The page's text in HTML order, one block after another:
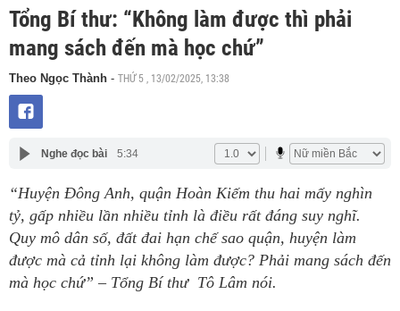
Tổng Bí thư: “Không làm được thì phải
mang sách đến mà học chứ”
Theo Ngọc Thành - THỨ 5 , 13/02/2025, 13:38
Nghe đọc bài 5:34
“Huyện Đông Anh, quận Hoàn Kiếm thu hai mấy nghìn
tỷ, gấp nhiều lần nhiều tỉnh là điều rất đáng suy nghĩ.
Quy mô dân số, đất đai hạn chế sao quận, huyện làm
được mà cả tỉnh lại không làm được? Phải mang sách đến
mà học chứ” – Tổng Bí thư Tô Lâm nói.